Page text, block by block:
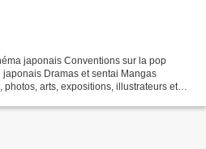
japonais Conventions sur la pop
Dramas et sentai Mangas
photos, arts, expositions, illustrateurs et